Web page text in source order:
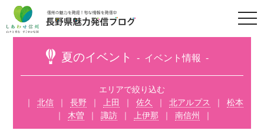
t
o
i
夏のイベント イベント情報
エリアで絞り込む
北信
長野 上田 佐久 北アルプス
松本
木曽
諏訪 上伊那 南信州